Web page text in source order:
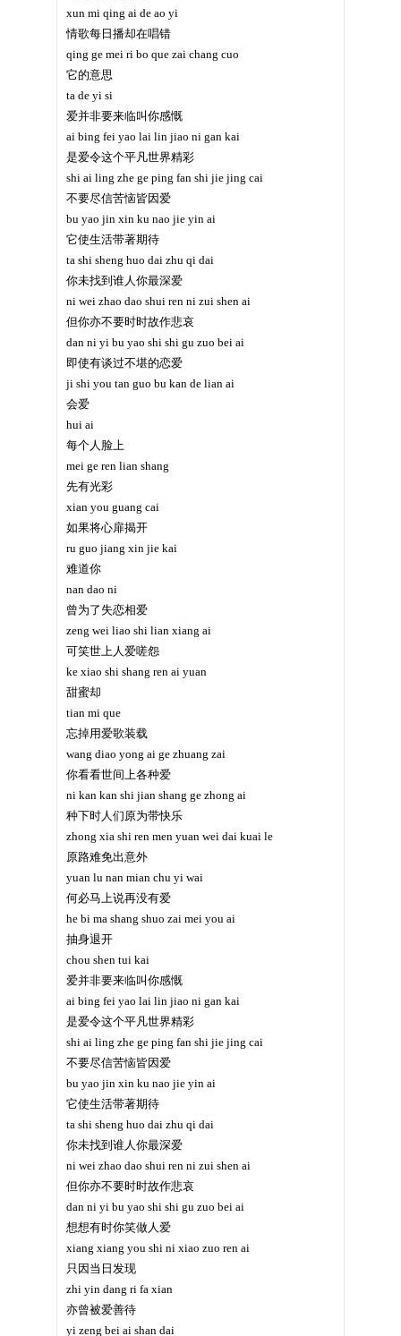
xun mi qing ai de ao yi
情歌每日播却在唱错
qing ge mei ri bo que zai chang cuo
它的意思
ta de yi si
爱并非要来临叫你感慨
ai bing fei yao lai lin jiao ni gan kai
是爱令这个平凡世界精彩
shi ai ling zhe ge ping fan shi jie jing cai
不要尽信苦恼皆因爱
bu yao jin xin ku nao jie yin ai
它使生活带著期待
ta shi sheng huo dai zhu qi dai
你未找到谁人你最深爱
ni wei zhao dao shui ren ni zui shen ai
但你亦不要时时故作悲哀
dan ni yi bu yao shi shi gu zuo bei ai
即使有谈过不堪的恋爱
ji shi you tan guo bu kan de lian ai
会爱
hui ai
每个人脸上
mei ge ren lian shang
先有光彩
xian you guang cai
如果将心扉揭开
ru guo jiang xin jie kai
难道你
nan dao ni
曾为了失恋相爱
zeng wei liao shi lian xiang ai
可笑世上人爱嗟怨
ke xiao shi shang ren ai yuan
甜蜜却
tian mi que
忘掉用爱歌装载
wang diao yong ai ge zhuang zai
你看看世间上各种爱
ni kan kan shi jian shang ge zhong ai
种下时人们原为带快乐
zhong xia shi ren men yuan wei dai kuai le
原路难免出意外
yuan lu nan mian chu yi wai
何必马上说再没有爱
he bi ma shang shuo zai mei you ai
抽身退开
chou shen tui kai
爱并非要来临叫你感慨
ai bing fei yao lai lin jiao ni gan kai
是爱令这个平凡世界精彩
shi ai ling zhe ge ping fan shi jie jing cai
不要尽信苦恼皆因爱
bu yao jin xin ku nao jie yin ai
它使生活带著期待
ta shi sheng huo dai zhu qi dai
你未找到谁人你最深爱
ni wei zhao dao shui ren ni zui shen ai
但你亦不要时时故作悲哀
dan ni yi bu yao shi shi gu zuo bei ai
想想有时你笑做人爱
xiang xiang you shi ni xiao zuo ren ai
只因当日发现
zhi yin dang ri fa xian
亦曾被爱善待
yi zeng bei ai shan dai